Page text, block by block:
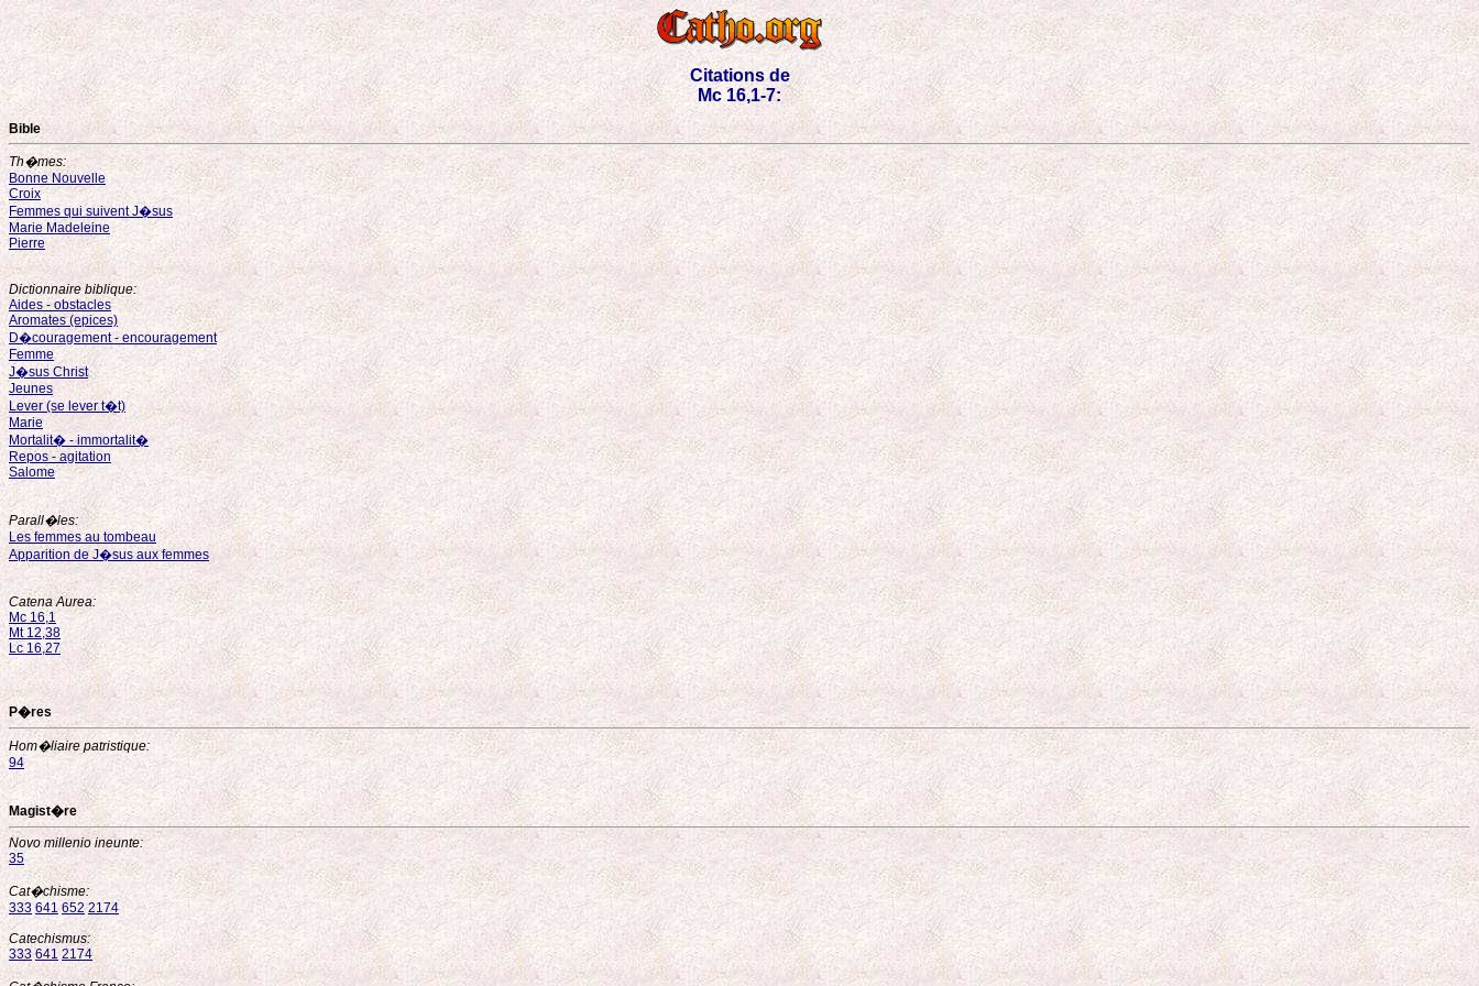
Citations de
Mc 16,1-7:
Bible
Th�mes:
Bonne Nouvelle
Croix
Femmes qui suivent J�sus
Marie Madeleine
Pierre
Dictionnaire biblique:
Aides - obstacles
Aromates (epices)
D�couragement - encouragement
Femme
J�sus Christ
Jeunes
Lever (se lever t�t)
Marie
Mortalit� - immortalit�
Repos - agitation
Salome
Parall�les:
Les femmes au tombeau
Apparition de J�sus aux femmes
Catena Aurea:
Mc 16,1
Mt 12,38
Lc 16,27
P�res
Hom�liaire patristique:
94
Magist�re
Novo millenio ineunte:
35
Cat�chisme:
333 641 652 2174
Catechismus:
333 641 2174